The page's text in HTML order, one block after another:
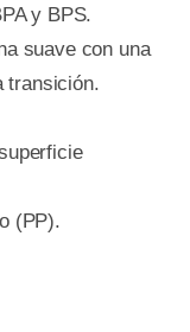
y BPS.
suave con una
transición.
(PP).